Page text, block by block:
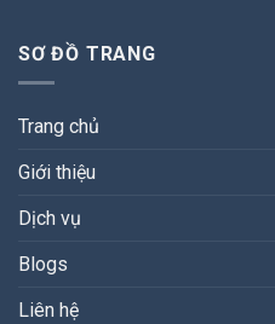
SƠ ĐỒ TRANG
Trang chủ
Giới thiệu
Dịch vụ
Blogs
Liên hệ